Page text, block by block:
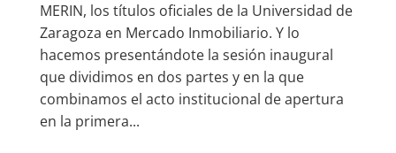
MERIN, los títulos oficiales de la Universidad de
Zaragoza en Mercado Inmobiliario. Y lo
hacemos presentándote la sesión inaugural
que dividimos en dos partes y en la que
combinamos el acto institucional de apertura
en la primera...